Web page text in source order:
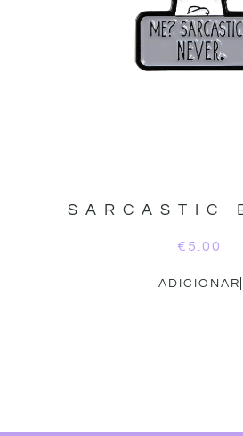
SARCASTIC
€ 5.00
ADICIONAR